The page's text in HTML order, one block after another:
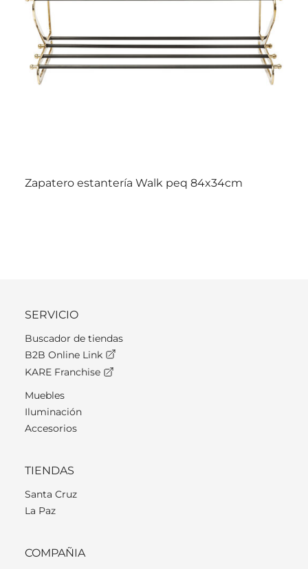
Zapatero estantería Walk peq 84x34cm
SERVICIO
Buscador de tiendas
B2B Online Link
KARE Franchise
Muebles
Iluminación
Accesorios
TIENDAS
Santa Cruz
La Paz
COMPAÑIA